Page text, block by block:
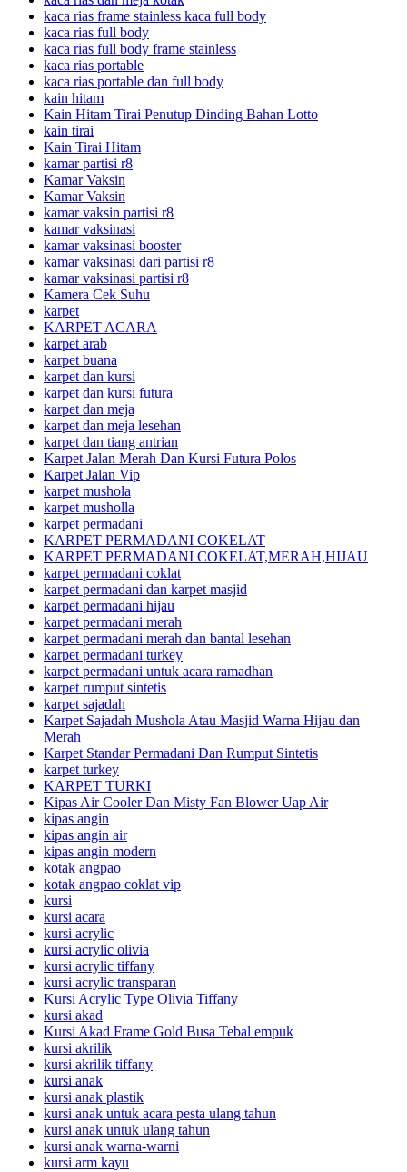
kaca rias frame stainless kaca full body
kaca rias full body
kaca rias full body frame stainless
kaca rias portable
kaca rias portable dan full body
kain hitam
Kain Hitam Tirai Penutup Dinding Bahan Lotto
kain tirai
Kain Tirai Hitam
kamar partisi r8
Kamar Vaksin
Kamar Vaksin
kamar vaksin partisi r8
kamar vaksinasi
kamar vaksinasi booster
kamar vaksinasi dari partisi r8
kamar vaksinasi partisi r8
Kamera Cek Suhu
karpet
KARPET ACARA
karpet arab
karpet buana
karpet dan kursi
karpet dan kursi futura
karpet dan meja
karpet dan meja lesehan
karpet dan tiang antrian
Karpet Jalan Merah Dan Kursi Futura Polos
Karpet Jalan Vip
karpet mushola
karpet musholla
karpet permadani
KARPET PERMADANI COKELAT
KARPET PERMADANI COKELAT,MERAH,HIJAU
karpet permadani coklat
karpet permadani dan karpet masjid
karpet permadani hijau
karpet permadani merah
karpet permadani merah dan bantal lesehan
karpet permadani turkey
karpet permadani untuk acara ramadhan
karpet rumput sintetis
karpet sajadah
Karpet Sajadah Mushola Atau Masjid Warna Hijau dan
Merah
Karpet Standar Permadani Dan Rumput Sintetis
karpet turkey
KARPET TURKI
Kipas Air Cooler Dan Misty Fan Blower Uap Air
kipas angin
kipas angin air
kipas angin modern
kotak angpao
kotak angpao coklat vip
kursi
kursi acara
kursi acrylic
kursi acrylic olivia
kursi acrylic tiffany
kursi acrylic transparan
Kursi Acrylic Type Olivia Tiffany
kursi akad
Kursi Akad Frame Gold Busa Tebal empuk
kursi akrilik
kursi akrilik tiffany
kursi anak
kursi anak plastik
kursi anak untuk acara pesta ulang tahun
kursi anak untuk ulang tahun
kursi anak warna-warni
kursi arm kayu